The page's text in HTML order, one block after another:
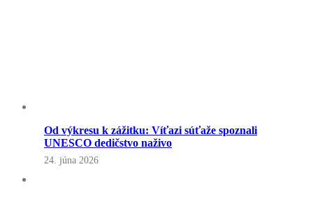
Od výkresu k zážitku: Víťazi súťaže spoznali
UNESCO dedičstvo naživo
24. júna 2026